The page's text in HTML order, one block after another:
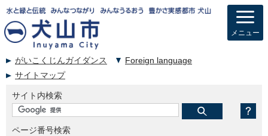
がいこくじんガイダンス
Foreign language
サイトマップ
サイト内検索
ページ番号検索
メニュー